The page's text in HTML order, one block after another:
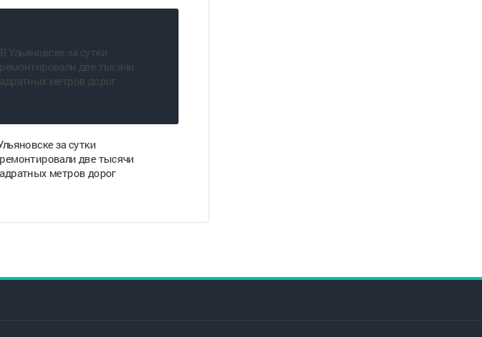
за сутки
две тысячи
метров дорог